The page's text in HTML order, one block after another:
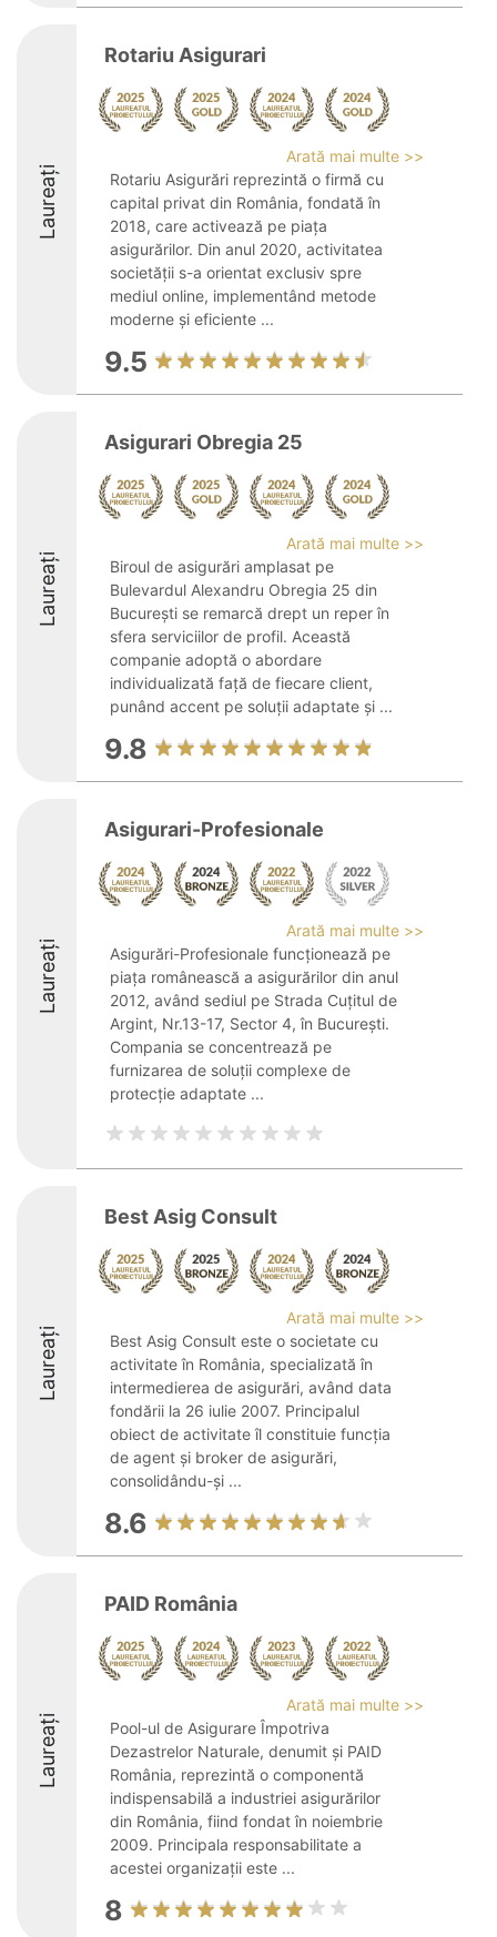
Laureați
Rotariu Asigurari
Arată mai multe >>
Rotariu Asigurări reprezintă o firmă cu
capital privat din România, fondată în
2018, care activează pe piața
asigurărilor. Din anul 2020, activitatea
societății s-a orientat exclusiv spre
mediul online, implementând metode
moderne și eficiente ...
9.5
Laureați
Asigurari Obregia 25
Arată mai multe >>
Biroul de asigurări amplasat pe
Bulevardul Alexandru Obregia 25 din
București se remarcă drept un reper în
sfera serviciilor de profil. Această
companie adoptă o abordare
individualizată față de fiecare client,
punând accent pe soluții adaptate și ...
9.8
Laureați
Asigurari-Profesionale
Arată mai multe >>
Asigurări-Profesionale funcționează pe
piața românească a asigurărilor din anul
2012, având sediul pe Strada Cuțitul de
Argint, Nr.13-17, Sector 4, în București.
Compania se concentrează pe
furnizarea de soluții complexe de
protecție adaptate ...
Laureați
Best Asig Consult
Arată mai multe >>
Best Asig Consult este o societate cu
activitate în România, specializată în
intermedierea de asigurări, având data
fondării la 26 iulie 2007. Principalul
obiect de activitate îl constituie funcția
de agent și broker de asigurări,
consolidându-și ...
8.6
Laureați
PAID România
Arată mai multe >>
Pool-ul de Asigurare Împotriva
Dezastrelor Naturale, denumit și PAID
România, reprezintă o componentă
indispensabilă a industriei asigurărilor
din România, fiind fondat în noiembrie
2009. Principala responsabilitate a
acestei organizații este ...
8